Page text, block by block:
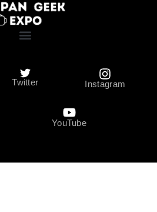
Twitter Instagram
YouTube